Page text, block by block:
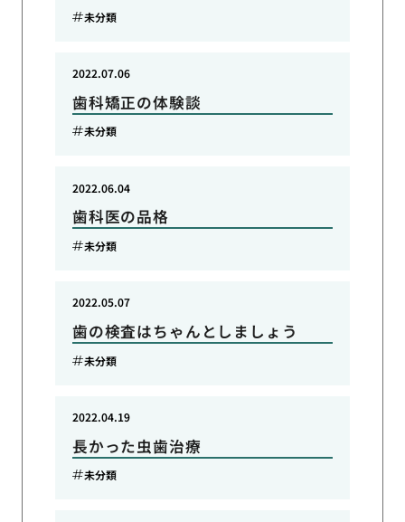
未分類
歯科矯正の体験談
2022.07.06
未分類
歯科医の品格
2022.06.04
未分類
歯の検査はちゃんとしましょう
2022.05.07
未分類
長かった虫歯治療
2022.04.19
未分類